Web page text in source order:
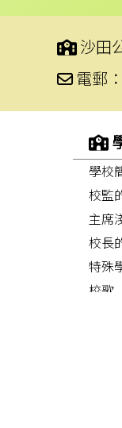
沙田
電郵：
學校
校監
主席
校長
特殊
校歌